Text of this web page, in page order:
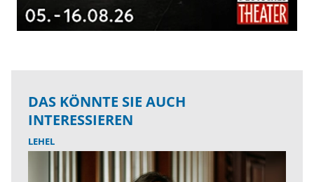
DAS KÖNNTE SIE AUCH
INTERESSIEREN
LEHEL